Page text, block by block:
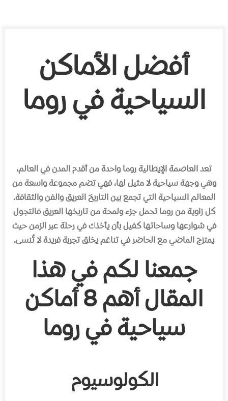
أفضل الأماكن
السياحية في روما
تعد العاصمة الإیطالیة روما واحدة من أقدم المدن في العالم،
وھي وجھة سیاحیة لا مثیل لھا، فھي تضم مجموعةواسعة من
المعالم السیاحیة التي تجمع بین التاریخ العریق والفن والثقافة.
كل زاویة من روما تحمل جزء ولمحة من تاریخھا العریق فالتجول
في شوارعھا وساحاتھا كفیل بأن یأخذك في رحلة عبر الزمن حیث
یمتزج الماضي مع الحاضر في تناغم یخلق تجربة فریدة لا تُنسى.
جمعنا لكم في هذا
المقال أهم 8 أماكن
سياحية في روما
الكولوسيوم